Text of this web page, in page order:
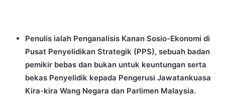
Penulis ialah Penganalisis Kanan Sosio-Ekonomi di
Pusat Penyelidikan Strategik (PPS), sebuah badan
pemikir bebas dan bukan untuk keuntungan serta
bekas Penyelidik kepada Pengerusi Jawatankuasa
Kira-kira Wang Negara dan Parlimen Malaysia.